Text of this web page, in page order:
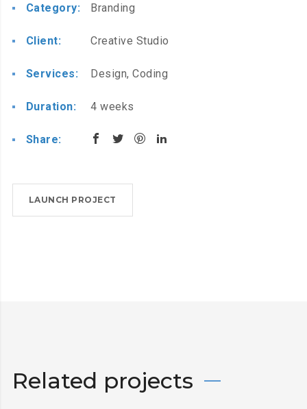
Category: Branding
Client: Creative Studio
Services: Design, Coding
Duration: 4 weeks
Share:
LAUNCH PROJECT
Related projects